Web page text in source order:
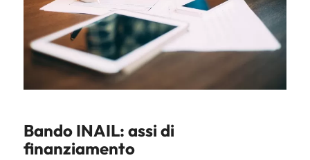
Bando INAIL: assi di
finanziamento